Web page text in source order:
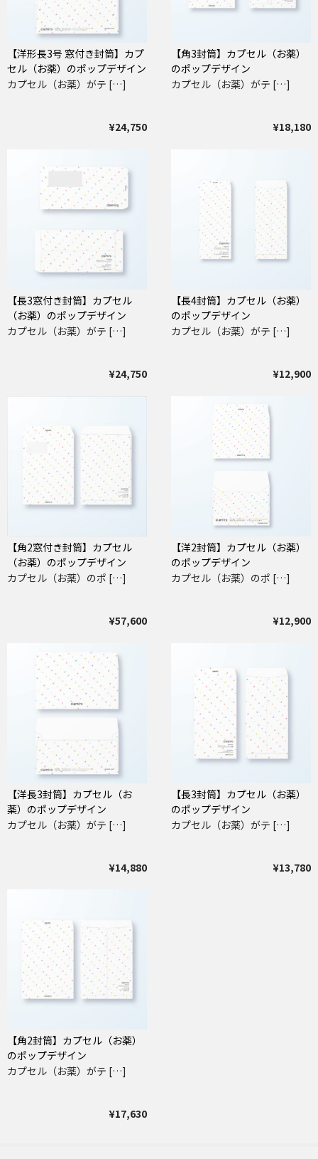
【洋形長3号 窓付き封筒】カプ
セル（お薬）のポップデザイン
カプセル（お薬）がテ […]
¥24,750
【角3封筒】カプセル（お薬）
のポップデザイン
カプセル（お薬）がテ […]
¥18,180
【長3窓付き封筒】カプセル
（お薬）のポップデザイン
カプセル（お薬）がテ […]
¥24,750
【長4封筒】カプセル（お薬）
のポップデザイン
カプセル（お薬）がテ […]
¥12,900
【角2窓付き封筒】カプセル
（お薬）のポップデザイン
カプセル（お薬）のポ […]
¥57,600
【洋2封筒】カプセル（お薬）
のポップデザイン
カプセル（お薬）のポ […]
¥12,900
【洋長3封筒】カプセル（お
薬）のポップデザイン
カプセル（お薬）がテ […]
¥14,880
【長3封筒】カプセル（お薬）
のポップデザイン
カプセル（お薬）がテ […]
¥13,780
【角2封筒】カプセル（お薬）
のポップデザイン
カプセル（お薬）がテ […]
¥17,630